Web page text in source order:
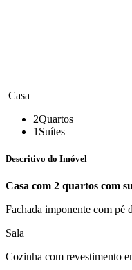
Casa
2Quartos
1 Suítes
Descritivo do Imóvel
Casa com 2 quartos com
Fachada imponente com pé
Sala
Cozinha com revestimento